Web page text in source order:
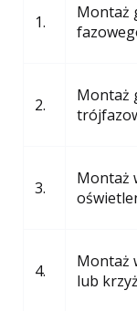
1.
Montaż
2.
Montaż
3.
Montaż
4.
Montaż
lub